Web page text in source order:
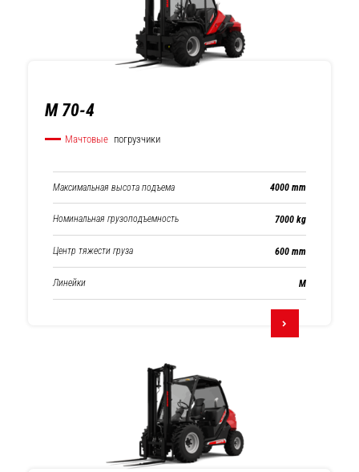
M 70-4
Мачтовые погрузчики
Максимальная высота подъема 4000 mm
Номинальная грузоподъемность 7000 kg
Центр тяжести груза 600 mm
Линейки М